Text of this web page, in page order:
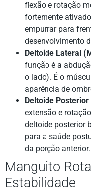
flexão e rotação
fortemente
empurrar para
desenvolvimento
Deltoide Lateral
função é a
o lado). É o
aparência de
Deltoide
extensão e
deltoide posterior
para a saúde
da porção anterior.
Manguito
Estabilidade